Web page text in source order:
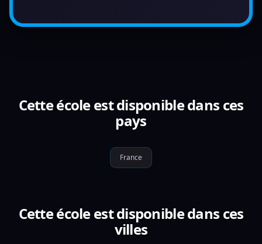
Cette école est disponible dans ces
pays
France
Cette école est disponible dans ces
villes